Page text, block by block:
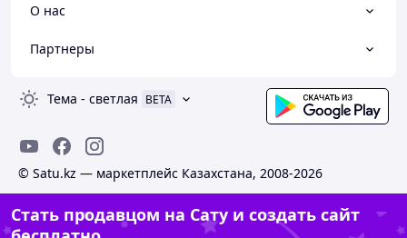
О нас
Партнеры
Тема - светлая BETA
© Satu.kz — маркетплейс Казахстана, 2008-2026
Стать продавцом на Сату и создать сайт